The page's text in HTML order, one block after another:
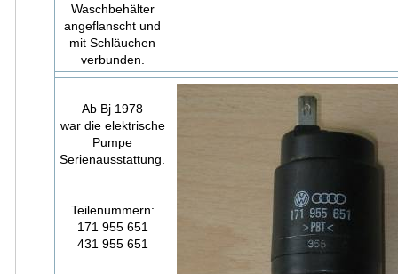
Waschbehälter
angeflanscht und
mit Schläuchen
verbunden.
Ab Bj 1978
war die elektrische
Pumpe
Serienausstattung.
Teilenummern:
171 955 651
431 955 651